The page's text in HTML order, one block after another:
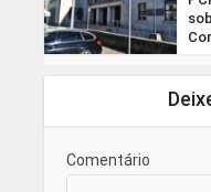
Comentário